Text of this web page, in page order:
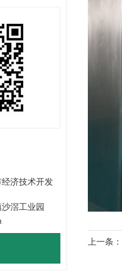
济技术开发
滘工业园
上一条：